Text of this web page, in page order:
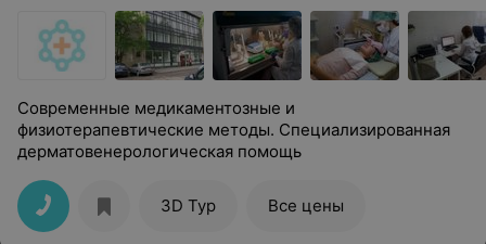
Современные медикаментозные и
физиотерапевтические методы. Специализированная
дерматовенерологическая помощь
3D Тур Все цены